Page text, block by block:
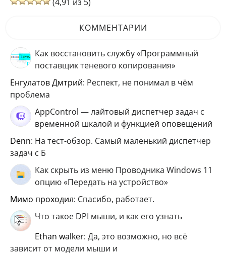
КОММЕНТАРИИ
Как восстановить службу «Программный
поставщик теневого копирования»
Енгулатов Дмтрий: Респект, не понимал в чём
проблема
AppControl — лайтовый диспетчер задач с
временной шкалой и функцией оповещений
Denn: На тест-обзор. Самый маленький диспетчер
задач с Б
Как скрыть из меню Проводника Windows 11
опцию «Передать на устройство»
мимо проходил: Спасибо, работает.
Что такое DPI мыши, и как его узнать
ethan walker: Да, это возможно, но всё
зависит от модели мыши и